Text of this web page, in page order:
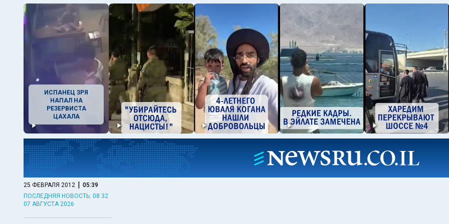
ИСПАНЕЦ ЗРЯ
НАПАЛ НА
РЕЗЕРВИСТА
ЦАХАЛА
25 ФЕВРАЛЯ 2012 | 05:39
ПОСЛЕДНЯЯ НОВОСТЬ: 08:32
07 АВГУСТА 2026